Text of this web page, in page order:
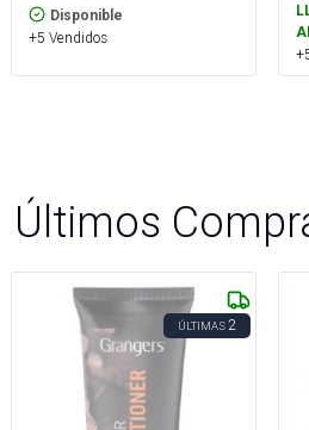
Disponible
+5 Vendidos
Últimos
ÚLTIMAS2